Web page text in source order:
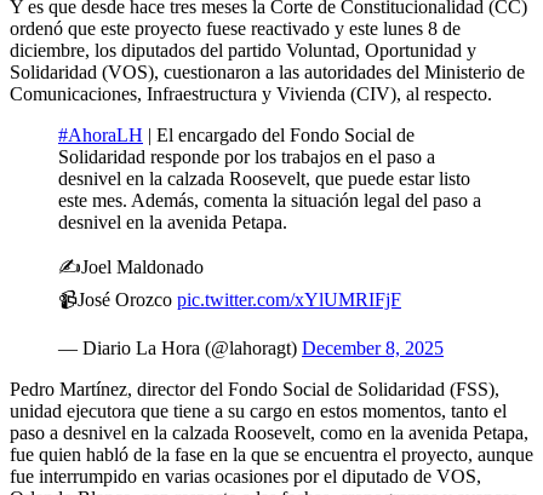
Y es que desde hace tres meses la Corte de Constitucionalidad (CC)
ordenó que este proyecto fuese reactivado y este lunes 8 de
diciembre, los diputados del partido Voluntad, Oportunidad y
Solidaridad (VOS), cuestionaron a las autoridades del Ministerio de
Comunicaciones, Infraestructura y Vivienda (CIV), al respecto.
#AhoraLH | El encargado del Fondo Social de
Solidaridad responde por los trabajos en el paso a
desnivel en la calzada Roosevelt, que puede estar listo
este mes. Además, comenta la situación legal del paso a
desnivel en la avenida Petapa.
✍️Joel Maldonado
📹José Orozco pic.twitter.com/xYlUMRIFjF
— Diario La Hora (@lahoragt) December 8, 2025
Pedro Martínez, director del Fondo Social de Solidaridad (FSS),
unidad ejecutora que tiene a su cargo en estos momentos, tanto el
paso a desnivel en la calzada Roosevelt, como en la avenida Petapa,
fue quien habló de la fase en la que se encuentra el proyecto, aunque
fue interrumpido en varias ocasiones por el diputado de VOS,